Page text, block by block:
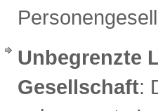
Unbegrenzte
Gesellschaft: